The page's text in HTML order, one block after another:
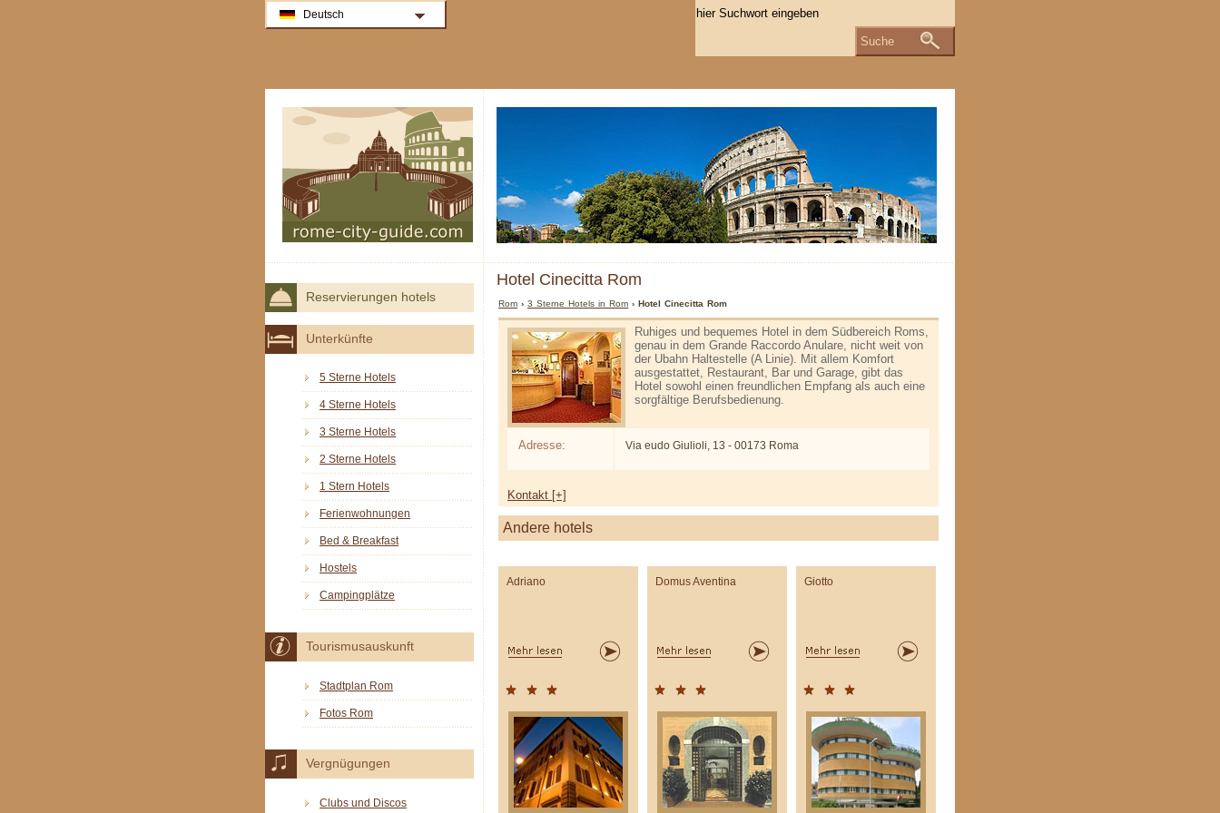
Hotel Cinecitta Rom
Rom ›3 Sterne Hotels in Rom › Hotel Cinecitta Rom
Ruhiges und bequemes Hotel in dem Südbereich Roms,
genau in dem Grande Raccordo Anulare, nicht weit von
der U­bahn Haltestelle (A Linie). Mit allem Komfort
ausgestattet, Restaurant, Bar und Garage, gibt das
Hotel sowohl einen freundlichen Empfang als auch eine
sorgfältige Berufsbedienung.
Adresse: Via eudo Giulioli, 13 - 00173 Roma
Kontakt [+]
Andere hotels
Adriano Domus Aventina Giotto
Reservierungen hotels
Unterkünfte
5 Sterne Hotels
4 Sterne Hotels
3 Sterne Hotels
2 Sterne Hotels
1 Stern Hotels
Ferienwohnungen
Bed & Breakfast
Hostels
Campingplätze
Tourismusauskunft
Stadtplan Rom
Fotos Rom
Vergnügungen
Clubs und Discos
Deutsch
Suche